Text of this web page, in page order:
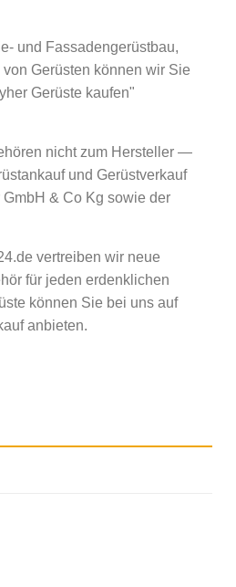
und Fassadengerüstbau,
Gerüsten können wir Sie
Gerüste kaufen"
nicht zum Hersteller —
und Gerüstverkauf
& Co Kg sowie der
vertreiben wir neue
für jeden erdenklichen
können Sie bei uns auf
anbieten.